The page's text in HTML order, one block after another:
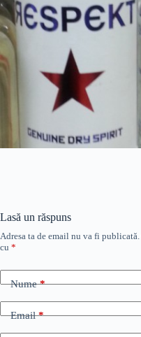
Lasă un răspuns
Adresa ta de email nu va fi publicată.
cu *
Nume*
Email*